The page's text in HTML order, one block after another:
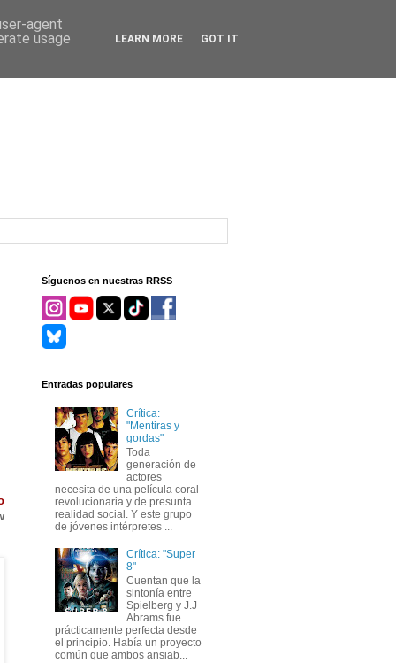
Síguenos en nuestras RRSS
Entradas populares
Crítica:
"Mentiras y
gordas"
Toda
generación de
actores
necesita de una película coral
revolucionaria y de presunta
realidad social. Y este grupo
de jóvenes intérpretes ...
Crítica: "Super
8"
Cuentan que la
sintonía entre
Spielberg y J.J
Abrams fue
prácticamente perfecta desde
el principio. Había un proyecto
común que ambos ansiab...
agent
usage
LEARN MORE GOT IT